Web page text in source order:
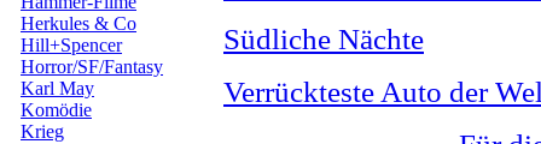
Herkules & Co
Hill+Spencer
Horror/SF/Fantasy
Karl May
Komödie
Krieg
Südliche Nächte
Verrückteste Auto der